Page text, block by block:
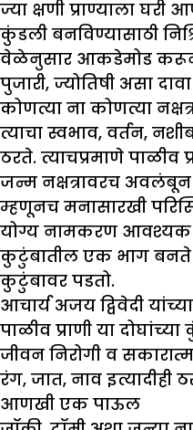
ज्या क्षणी प्राण्याला
कुंडली बनविण्यासाठी
वेळेनुसार आकडेमोड
पुजारी, ज्योतिषी असा
कोणत्या ना कोणत्या
त्याचा स्वभाव, वर्तन,
ठरते. त्याचप्रमाणे पाळीव
जन्म नक्षत्रावरच
म्हणूनच मनासारखी
योग्य नामकरण आवश्यक
कुटुंबातील एक भाग बनते
कुटुंबावर पडतो.
आचार्य अजय द्विवेदी
पाळीव प्राणी या
जीवन निरोगी व
रंग, जात, नाव इत्यादीही
आणखी एक पाऊल